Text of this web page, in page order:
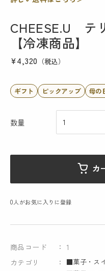
CHEESE.U テ
【冷凍商品】
¥4,320 （税込）
ギフト ピックアップ 母の
数量
カ
0人がお気に入りに登録
商品コード
1
カテゴリ
■菓子・ス